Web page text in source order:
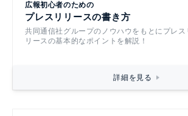
広報初心者のための
プレスリリースの書き方
共同通信社グループのノウハウをもとにプレス
リースの基本的なポイントを解説！
詳細を見る